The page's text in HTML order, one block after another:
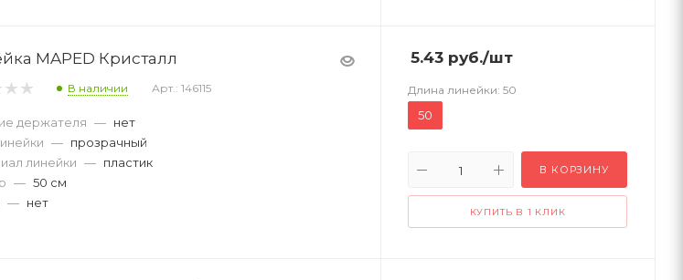
MAPED Кристалл
В наличии Арт.: 146115
держателя — нет
— прозрачный
линейки — пластик
— 50 см
— нет
5.43 руб./шт
Длина линейки: 50
50
В КОРЗИНУ
КУПИТЬ В 1 КЛИК